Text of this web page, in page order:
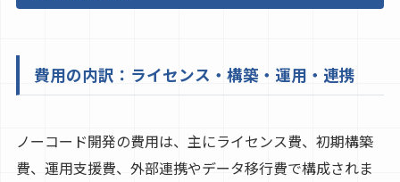
費用の内訳：ライセンス・構築・運用・連携
ノーコード開発の費用は、主にライセンス費、初期構築
費、運用支援費、外部連携やデータ移行費で構成されま